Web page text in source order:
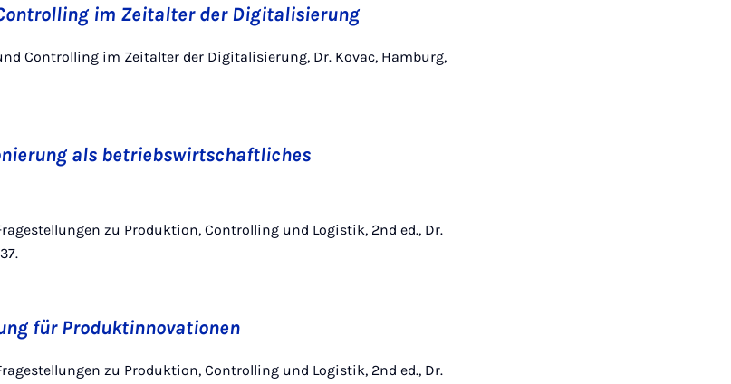
im Zeitalter der Digitalisierung
Controlling im Zeitalter der Digitalisierung, Dr. Kovac, Hamburg,
als betriebswirtschaftliches
zu Produktion, Controlling und Logistik, 2nd ed., Dr.
für Produktinnovationen
zu Produktion, Controlling und Logistik, 2nd ed., Dr.